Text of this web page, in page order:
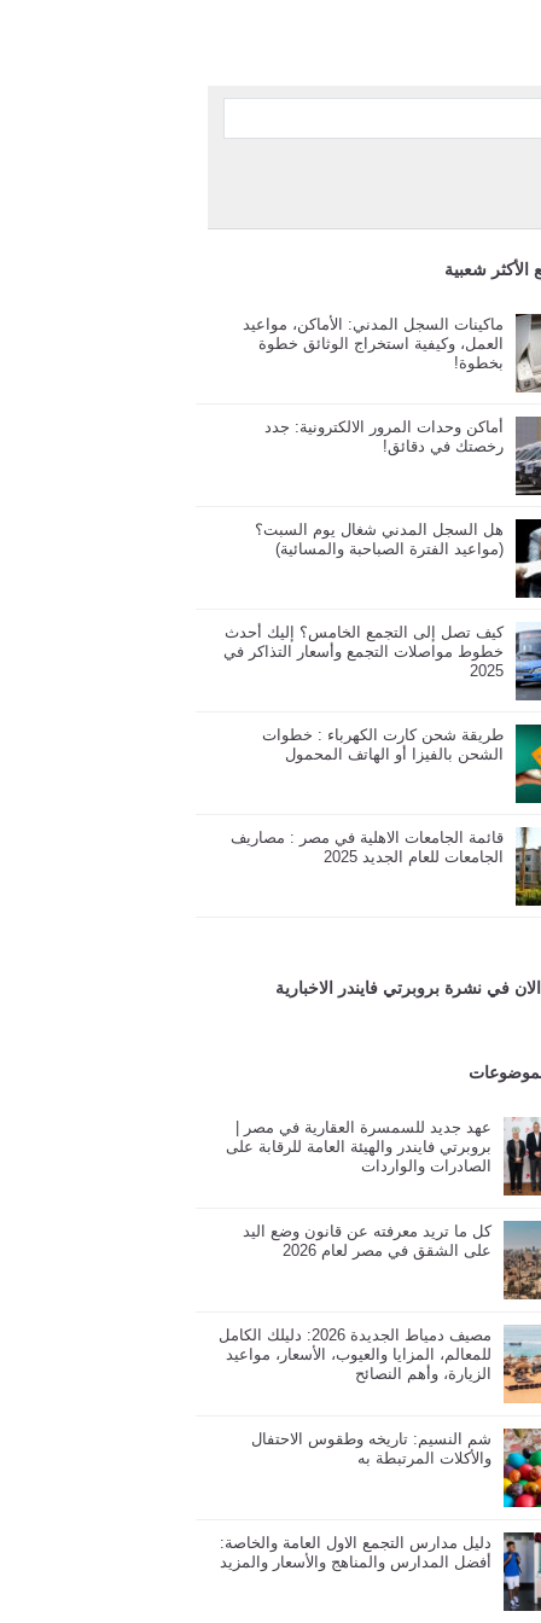
الأكثر شعبية
ماكينات السجل المدني: الأماكن، مواعيد
العمل، وكيفية استخراج الوثائق خطوة
بخطوة!
أماكن وحدات المرور الالكترونية: جدد
رخصتك في دقائق!
هل السجل المدني شغال يوم السبت؟
(مواعيد الفترة الصباحبة والمسائية)
كيف تصل إلى التجمع الخامس؟ إليك أحدث
خطوط مواصلات التجمع وأسعار التذاكر في
2025
طريقة شحن كارت الكهرباء : خطوات
الشحن بالفيزا أو الهاتف المحمول
قائمة الجامعات الاهلية في مصر : مصاريف
الجامعات للعام الجديد 2025
في نشرة بروبرتي فايندر الاخبارية
عهد جديد للسمسرة العقارية في مصر |
بروبرتي فايندر والهيئة العامة للرقابة على
الصادرات والواردات
كل ما تريد معرفته عن قانون وضع اليد
على الشقق في مصر لعام 2026
مصيف دمياط الجديدة 2026: دليلك الكامل
للمعالم، المزايا والعيوب، الأسعار، مواعيد
الزيارة، وأهم النصائح
شم النسيم: تاريخه وطقوس الاحتفال
والأكلات المرتبطة به
دليل مدارس التجمع الاول العامة والخاصة:
أفضل المدارس والمناهج والأسعار والمزيد